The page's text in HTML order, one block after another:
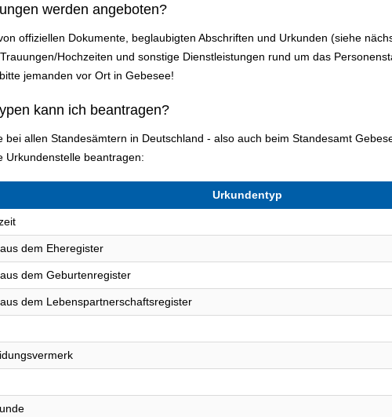
werden angeboten?
offiziellen Dokumente, beglaubigten Abschriften und Urkunden (siehe
Hochzeiten und sonstige Dienstleistungen rund um das
jemanden vor Ort in Gebesee!
kann ich beantragen?
bei allen Standesämtern in Deutschland - also auch beim Standesamt
Urkundenstelle beantragen:
Urkundentyp
dem Eheregister
dem Geburtenregister
dem Lebenspartnerschaftsregister